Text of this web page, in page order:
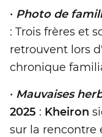
• Photo de
: Trois frères et
retrouvent lors
chronique
• Mauvaises
2025 : Kheiron
sur la rencontre